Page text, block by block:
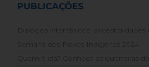
PUBLICAÇÕES
Diálogos interétnicos: ancestralidades
Semana dos Povos Indígenas 2024
Quem é ela? Conheça as guerreiras